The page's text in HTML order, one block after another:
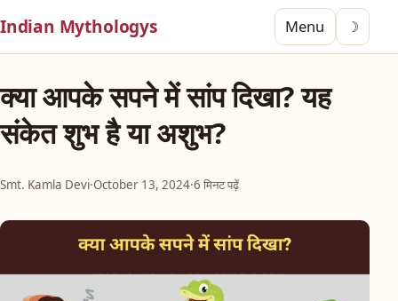
Indian Mythologys Menu ☽
क्या आपके सपने में सांप दिखा? यह
संकेत शुभ है या अशुभ?
Smt. Kamla Devi·October 13, 2024·6 मिनट पढ़ें